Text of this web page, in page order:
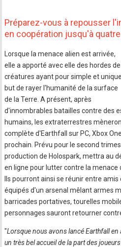
Préparez-vous à repousser
en coopération jusqu'à
Lorsque la menace alien est arrivée,
elle a apporté avec elle des hordes de
créatures ayant pour simple et unique
but de rayer l'humanité de la surface
de la Terre. A présent, après
d'innombrables batailles contre des
humains, les extraterrestres
complète d'Earthfall sur PC, Xbox
prochain. Prévu pour le second
production de Holospark, mettra au
en ligne pour lutter contre la menace
Ils pourront ainsi se réunir entre
équipés d'un arsenal mêlant armes
barricades portatives, tourelles
personnages sauront retourner
"Lorsque nous avons lancé Earthfall
un très bel accueil de la part des